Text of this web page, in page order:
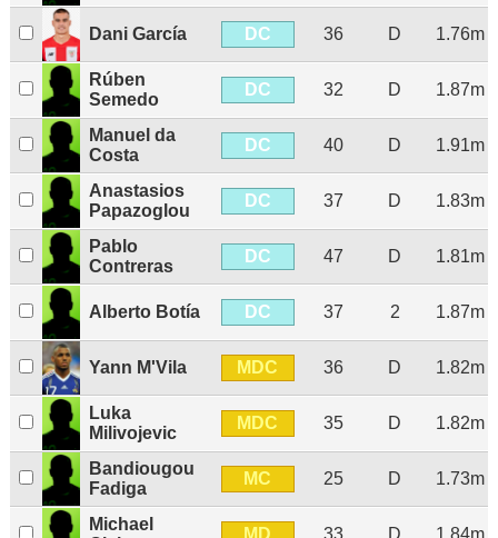
Dani García DC 36 D 1.76m
Rúben
Semedo
DC 32 D 1.87m
Manuel da
Costa
DC 40 D 1.91m
Anastasios
Papazoglou
DC 37 D 1.83m
Pablo
Contreras
DC 47 D 1.81m
Alberto Botía DC 37 2 1.87m
Yann M'Vila MDC 36 D 1.82m
Luka
Milivojevic
MDC 35 D 1.82m
Bandiougou
Fadiga
MC 25 D 1.73m
Michael
MD